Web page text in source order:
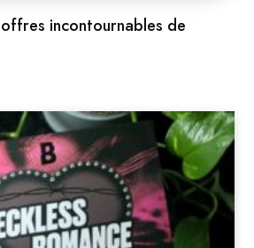
incontournables de